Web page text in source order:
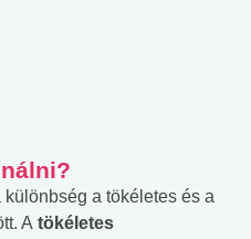
a tökéletes és a
A tökéletes